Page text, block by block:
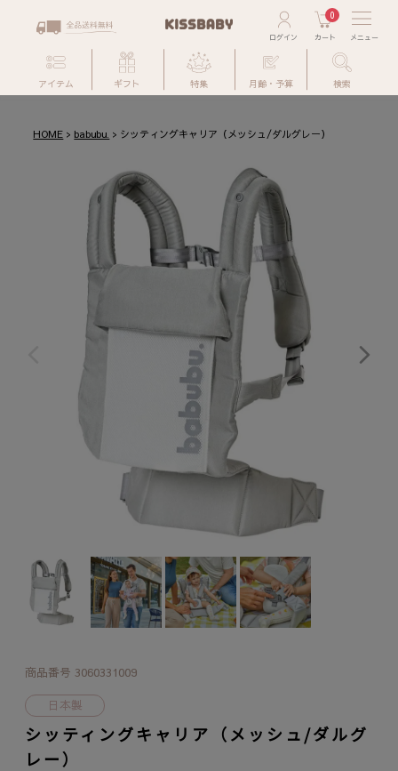
0
アイテム ギフト 特集 月齢・予算 検索
HOME babubu. シッティングキャリア（メッシュ/ダルグレー）
商品番号 3060331009
日本製
シッティングキャリア（メッシュ/ダルグ
レー）